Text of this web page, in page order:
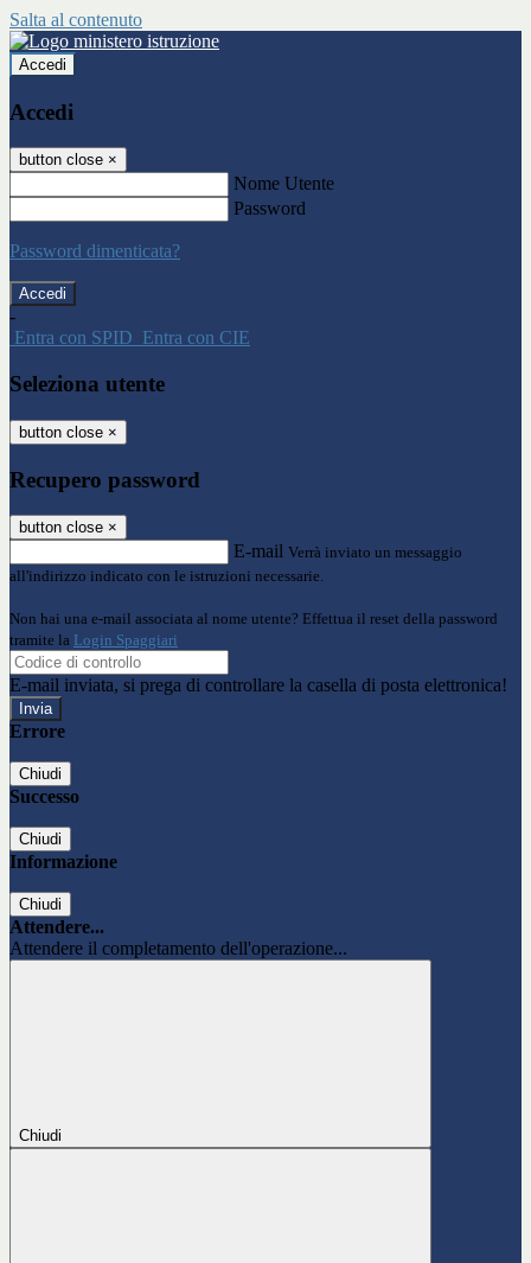
Salta al contenuto
Accedi
Accedi
button close ×
Nome Utente
Password
Password dimenticata?
-
Entra con SPID Entra con CIE
Seleziona utente
button close ×
Recupero password
button close ×
E-mail Verrà inviato un messaggio
all'indirizzo indicato con le istruzioni necessarie.
Non hai una e-mail associata al nome utente? Effettua il reset della password
tramite la Login Spaggiari
E-mail inviata, si prega di controllare la casella di posta elettronica!
Errore
Chiudi
Successo
Chiudi
Informazione
Chiudi
Attendere...
Attendere il completamento dell'operazione...
Chiudi